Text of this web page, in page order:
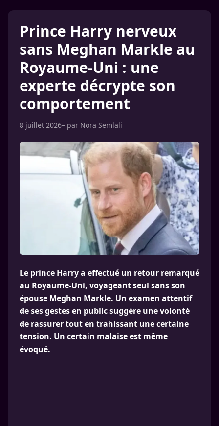
Prince Harry nerveux
sans Meghan Markle au
Royaume-Uni : une
experte décrypte son
comportement
8 juillet 2026– par Nora Semlali
Le prince Harry a effectué un retour remarqué
au Royaume-Uni, voyageant seul sans son
épouse Meghan Markle. Un examen attentif
de ses gestes en public suggère une volonté
de rassurer tout en trahissant une certaine
tension. Un certain malaise est même
évoqué.